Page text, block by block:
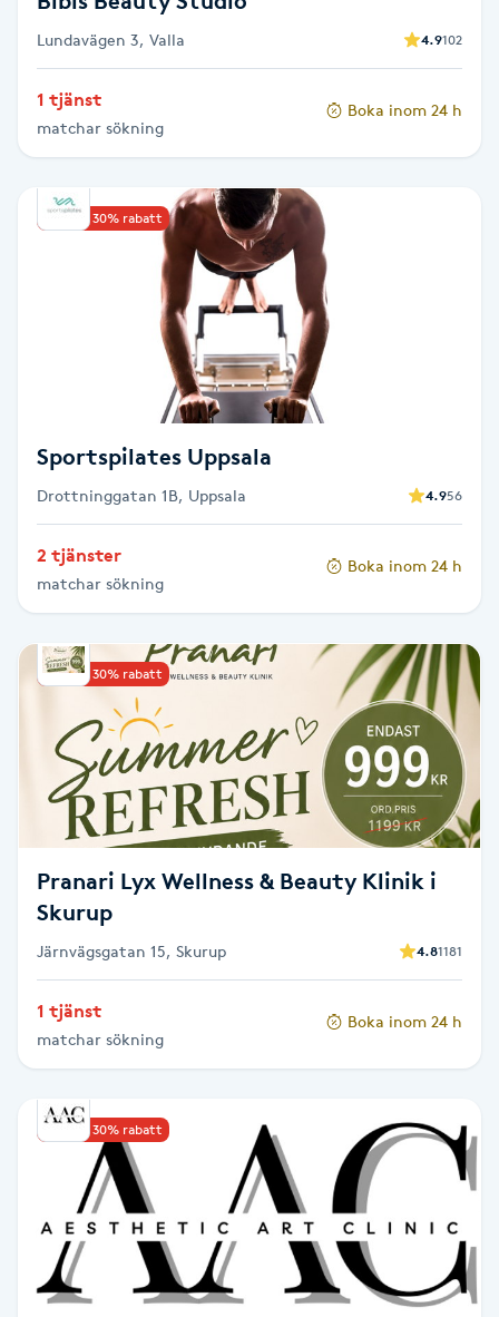
Gel naglar
Gellack
Gellack med förstärkning
Gruppträning
Gua Sha-massage
Healing
Herrklippning
HIFU
Hollywood Peel
Hot Stone Massage
Hot yoga
Hudföryngring
Huduppstramning
Hudvård
Lundavägen 3, Valla 4.9102
1 tjänst
matchar sökning
Boka inom 24 h
Upp till 30% rabatt
Sportspilates Uppsala
Drottninggatan 1B, Uppsala 4.956
2 tjänster
matchar sökning
Boka inom 24 h
Upp till 30% rabatt
Pranari Lyx Wellness & Beauty Klinik i
Skurup
Järnvägsgatan 15, Skurup 4.81181
1 tjänst
matchar sökning
Boka inom 24 h
Upp till 30% rabatt